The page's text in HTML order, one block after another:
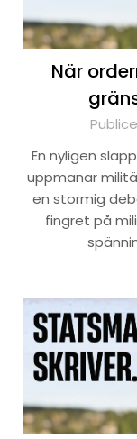
När
En nyligen
uppmanar
en stormig
fingret på